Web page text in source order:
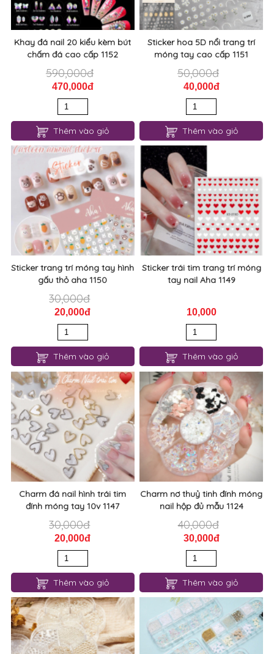
590,000đ
470,000đ
50,000đ
40,000đ
Sticker trang trí móng tay hình
gấu thỏ aha 1150
30,000đ
20,000đ
Sticker trái tim trang trí móng
tay nail Aha 1149
10,000
Charm đá nail hình trái tim
đính móng tay 10v 1147
30,000đ
20,000đ
Charm nơ thuỷ tinh đính móng
nail hộp đủ mẫu 1124
40,000đ
30,000đ